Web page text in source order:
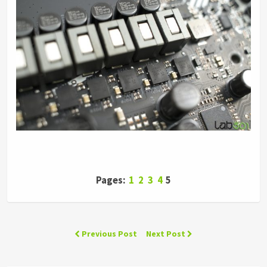
Pages: 1 2 3 4 5
Previous Post Next Post